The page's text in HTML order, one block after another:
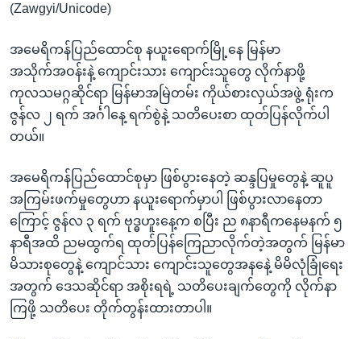
သို့
(Zawgyi/Unicode)
အမေရိကန်ပြည်ထောင်စု နယူးရောက်မြို့နေ မြန်မာ
အသိုက်အဝန်းနဲ့ ကျောင်းသား ကျောင်းသူတွေ လိုက်နာဖို့
ကုလသမဂ္ဂဆိုင်ရာ မြန်မာအမြဲတမ်း ကိုယ်စားလှယ်အဖွဲ့ ရုံးက
ဇွန်လ ၂ ရက် အင်္ဂါနေ့ ရက်စွဲနဲ့ သတိပေးစာ ထုတ်ပြန်လိုက်ပါ
တယ်။
အမေရိကန်ပြည်ထောင်စုမှာ ဖြစ်ပွားနေတဲ့ ဆန္ဒပြမှုတွေနဲ့ ဆူပူ
အကြမ်းဖက်မှုတွေဟာ နယူးရောက်မှာပါ ဖြစ်ပွားလာနေတာ
ကြောင့် ဇွန်လ ၃ ရက် ဗုဒ္ဓဟူးနေ့က စပြီး ည ၈နာရီကနေမနက် ၅
နာရီအထိ ညမထွက်ရ ထုတ်ပြန်ကြေညာလိုက်တဲ့အတွက် မြန်မာ
မိသားစုတွေနဲ့ ကျောင်သား ကျောင်းသူတွေအနနေဲ့ မိမိလုံခြုံရေး
အတွက် ‌ဒေသဆိုင်ရာ အစိုးရရဲ့ သတိပေးချက်တွေကို လိုက်နာ
ကြဖို့ သတိပေး တိုက်တွန်းထားတာပါ။